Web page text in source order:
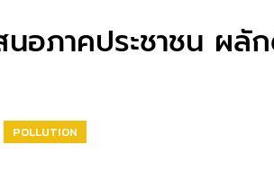
อภาคประชาชน ผ
POLLUTION